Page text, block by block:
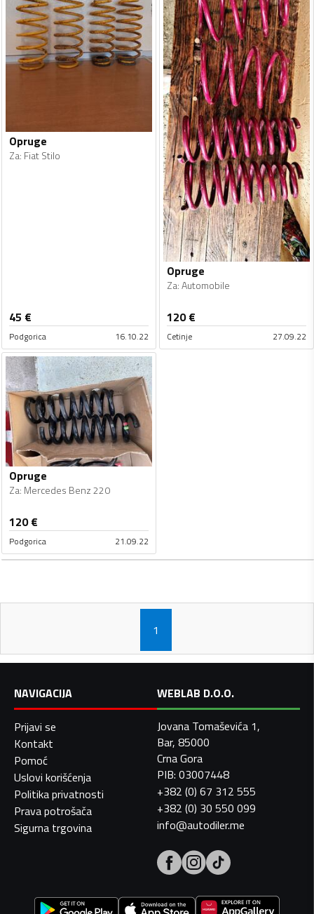
Opruge
Za: Fiat Stilo
45 €
Podgorica 16.10.22
Opruge
Za:Automobile
120€
Cetinje 27.09.22
Opruge
Za: Mercedes Benz 220
120€
Podgorica 21.09.22
1
NAVIGACIJA
Prijavi se
Kontakt
Pomoć
Uslovi korišćenja
Politika privatnosti
Prava potrošača
Sigurna trgovina
WEBLAB D.O.O.
Jovana Tomaševića 1,
Bar, 85000
Crna Gora
PIB: 03007448
+382 (0) 67 312 555
+382 (0) 30 550 099
info@autodiler.me